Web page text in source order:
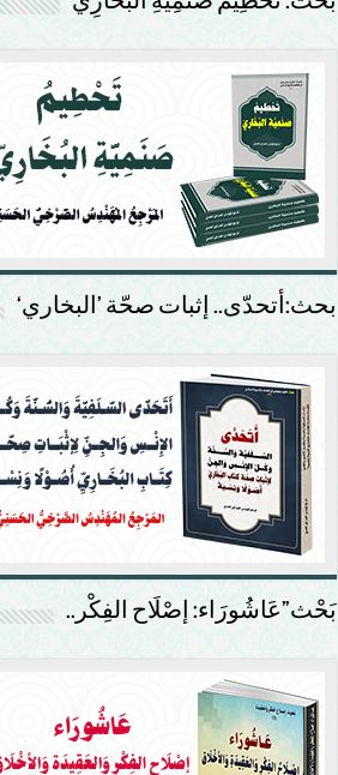
بحث:أتحدّى.. إثبات صحّة ’البخاري‘
بَحْث”عَاشُورَاء: إصْلَاح الفِكْر..